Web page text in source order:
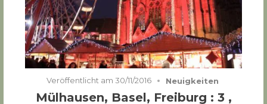
Veröffentlicht am 30/11/2016 Neuigkeiten
Mülhausen, Basel, Freiburg : 3 ,